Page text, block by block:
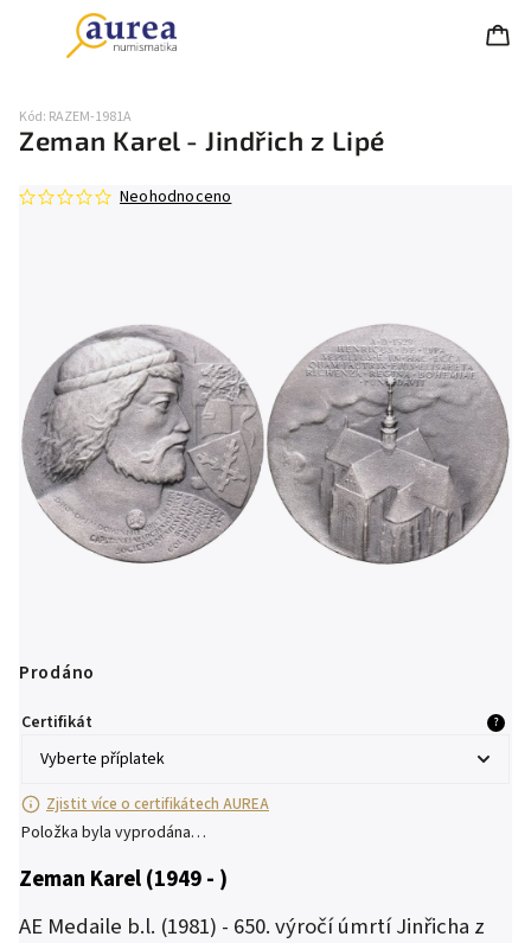
Zeman Karel - Jindřich z Lipé
Kód: RAZEM-1981A
Neohodnoceno
Prodáno
Certifikát ?
Zjistit více o certifikátech AUREA
Položka byla vyprodána…
Zeman Karel (1949 - )
AE Medaile b.l. (1981) - 650. výročí úmrtí Jinřicha z